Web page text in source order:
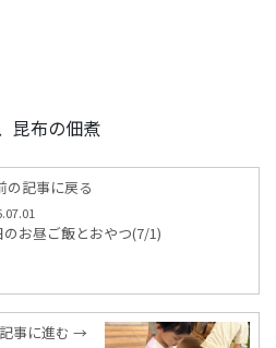
昆布の佃煮
記事に戻る
のお昼ご飯とおやつ(7/1)
事に進む →